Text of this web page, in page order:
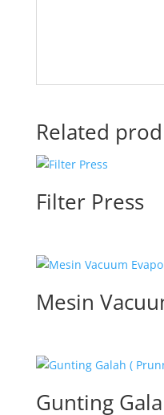
Related
Filter Press
Mesin
Gunting